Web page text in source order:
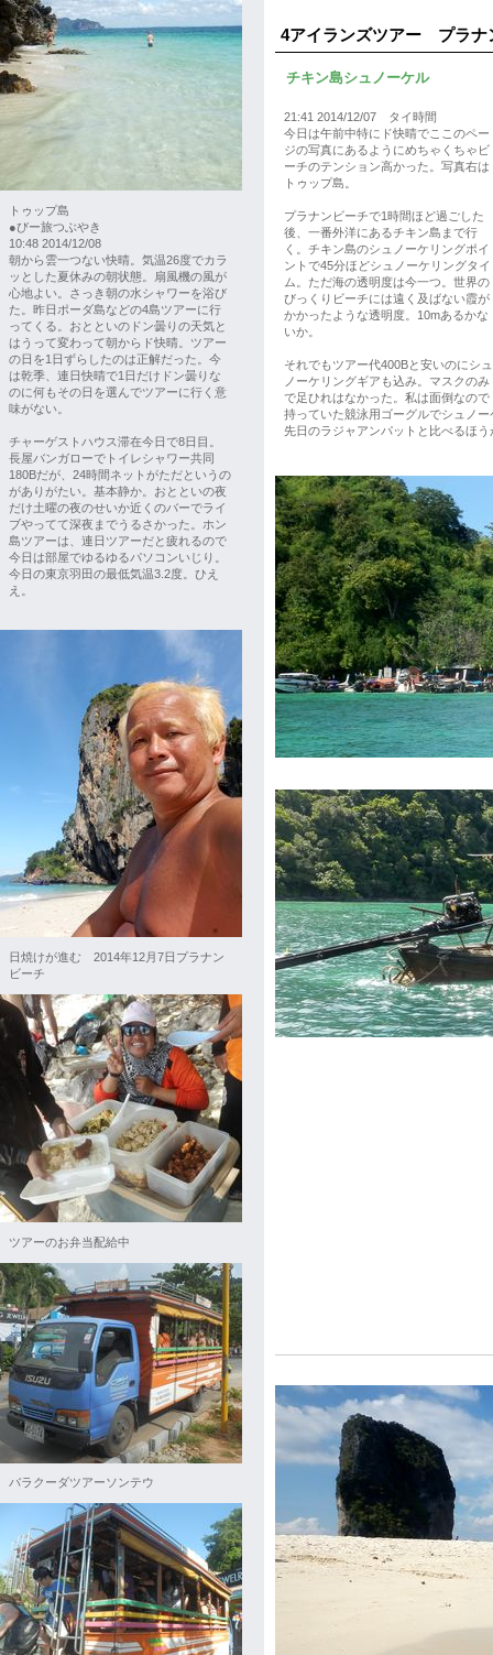
4アイランズツアー プラナ
チキン島シュノーケル
21:41 2014/12/07 タイ時間
今日は午前中特にド快晴でここのペー
ジの写真にあるようにめちゃくちゃビ
ーチのテンション高かった。写真右は
トゥップ島。
プラナンビーチで1時間ほど過ごした
後、一番外洋にあるチキン島まで行
く。チキン島のシュノーケリングポイ
ントで45分ほどシュノーケリングタイ
ム。ただ海の透明度は今一つ。世界の
びっくりビーチには遠く及ばない霞が
かかったような透明度。10mあるかな
いか。
それでもツアー代400Bと安いのにシュ
ノーケリングギアも込み。マスクのみ
で足ひれはなかった。私は面倒なので
持っていた競泳用ゴーグルでシュノ
先日のラジャアンパットと比べるほ
トゥップ島
●びー旅つぶやき
10:48 2014/12/08
朝から雲一つない快晴。気温26度でカラ
ッとした夏休みの朝状態。扇風機の風が
心地よい。さっき朝の水シャワーを浴び
た。昨日ポーダ島などの4島ツアーに行
ってくる。おとといのドン曇りの天気と
はうって変わって朝からド快晴。ツアー
の日を1日ずらしたのは正解だった。今
は乾季、連日快晴で1日だけドン曇りな
のに何もその日を選んでツアーに行く意
味がない。
チャーゲストハウス滞在今日で8日目。
長屋バンガローでトイレシャワー共同
180Bだが、24時間ネットがただというの
がありがたい。基本静か。おとといの夜
だけ土曜の夜のせいか近くのバーでライ
ブやってて深夜までうるさかった。ホン
島ツアーは、連日ツアーだと疲れるので
今日は部屋でゆるゆるパソコンいじり。
今日の東京羽田の最低気温3.2度。ひえ
え。
日焼けが進む 2014年12月7日プラナン
ビーチ
ツアーのお弁当配給中
バラクーダツアーソンテウ